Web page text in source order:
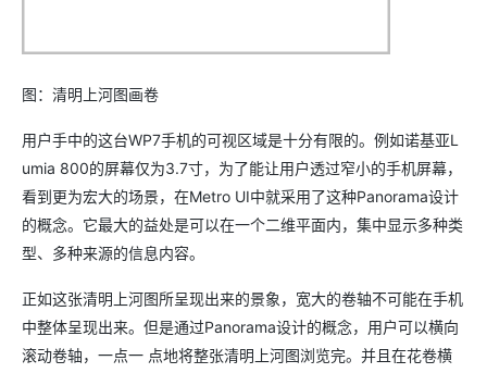
图：清明上河图画卷
用户手中的这台WP7手机的可视区域是十分有限的。例如诺基亚L
umia 800的屏幕仅为3.7寸，为了能让用户透过窄小的手机屏幕，
看到更为宏大的场景，在Metro UI中就采用了这种Panorama设计
的概念。它最大的益处是可以在一个二维平面内，集中显示多种类
型、多种来源的信息内容。
正如这张清明上河图所呈现出来的景象，宽大的卷轴不可能在手机
中整体呈现出来。但是通过Panorama设计的概念，用户可以横向
滚动卷轴，一点一 点地将整张清明上河图浏览完。并且在花卷横